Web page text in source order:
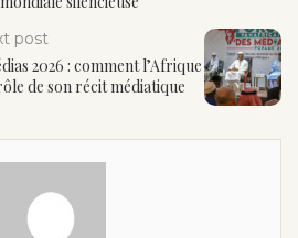
post
2026 : comment l’Afrique
de son récit médiatique